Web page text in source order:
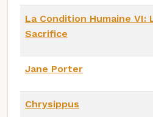
La Condition Humaine VI:
Sacrifice
Jane Porter
Chrysippus